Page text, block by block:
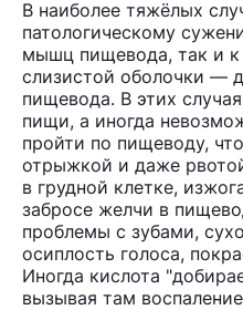
В наиболее тяжёлых
патологическому
мышц пищевода, так и
слизистой оболочки —
пищевода. В этих
пищи, а иногда
пройти по пищеводу,
отрыжкой и даже
в грудной клетке,
забросе желчи в
проблемы с зубами,
осиплость голоса,
Иногда кислота
вызывая там